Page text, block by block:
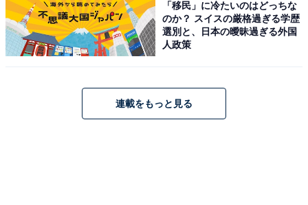
「移民」に冷たいのはどっちな
のか？ スイスの厳格過ぎる学歴
選別と、日本の曖昧過ぎる外国
人政策
連載をもっと見る